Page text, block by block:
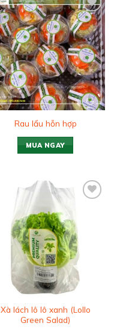
Add to
wishlist
Rau lẩu hỗn hợp
MUA NGAY
Xà lách lô lô xanh (Lollo
Green Salad)